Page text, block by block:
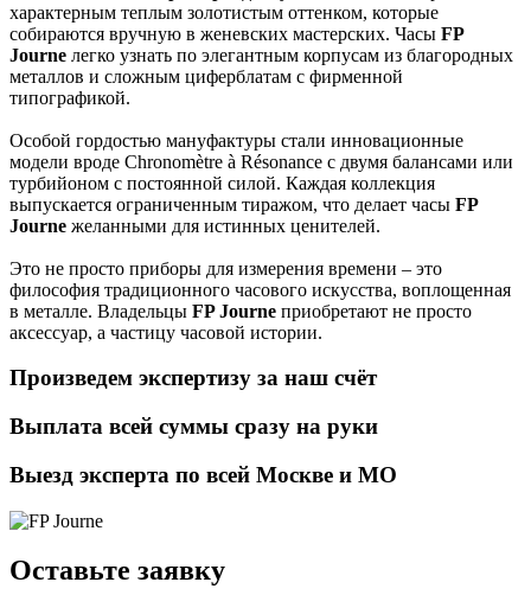
характерным теплым золотистым оттенком, которые
собираются вручную в женевских мастерских. Часы FP
Journe легко узнать по элегантным корпусам из благородных
металлов и сложным циферблатам с фирменной
типографикой.
Особой гордостью мануфактуры стали инновационные
модели вроде Chronomètre à Résonance с двумя балансами или
турбийоном с постоянной силой. Каждая коллекция
выпускается ограниченным тиражом, что делает часы FP
Journe желанными для истинных ценителей.
Это не просто приборы для измерения времени – это
философия традиционного часового искусства, воплощенная
в металле. Владельцы FP Journe приобретают не просто
аксессуар, а частицу часовой истории.
Произведем экспертизу за наш счёт
Выплата всей суммы сразу на руки
Выезд эксперта по всей Москве и МО
Оставьте заявку